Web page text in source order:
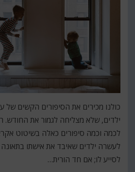
כולנו מכירים את הסיפורים הקשים
ילדים, שלא מצליחה לגמור את החודש.
לכמה וכמה סיפורים כאלה בשיטוט
לעשרה ילדים שאיבד את אישתו
לסייע לו; אם חד הורית…